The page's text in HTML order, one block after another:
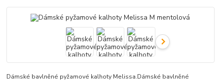
Dámské bavlněné pyžamové kalhoty Melissa.Dámské bavlněné